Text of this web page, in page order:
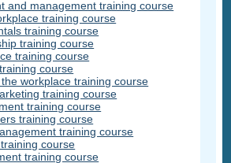
and management training course
training course
training course
training course
training course
course
workplace training course
training course
training course
training course
training course
course
training course